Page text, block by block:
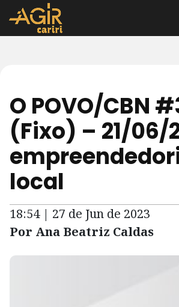
O POVO/CBN
(Fixo) – 21/06/
local
18:54 | 27 de Jun de 2023
Por Ana Beatriz Caldas